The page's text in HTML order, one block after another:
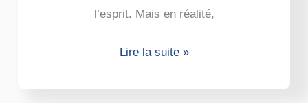
l’esprit. Mais en réalité,
Lire la suite »